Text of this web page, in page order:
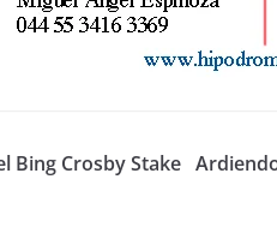
Bing Crosby Stake